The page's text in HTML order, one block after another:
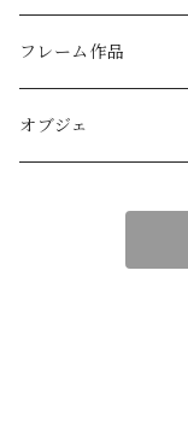
小物入れ
紙製品
フレーム作品
オブジェ